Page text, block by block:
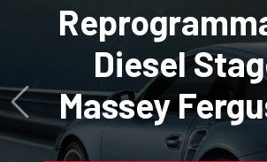
Diesel
Massey
Avant